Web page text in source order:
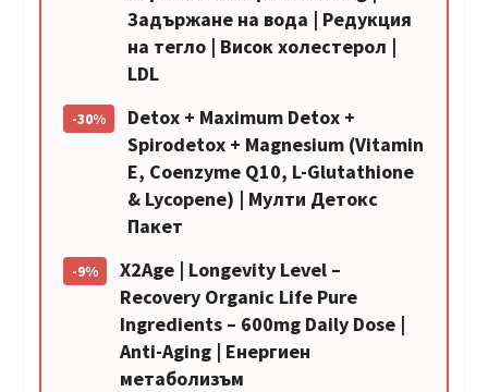
Задържане на вода | Редукция
на тегло | Висок холестерол |
LDL
-30%
Detox + Maximum Detox +
Spirodetox + Magnesium (Vitamin
E, Coenzyme Q10, L-Glutathione
& Lycopene) | Мулти Детокс
Пакет
-9%
X2Age | Longevity Level –
Recovery Organic Life Pure
Ingredients – 600mg Daily Dose |
Anti-Aging | Енергиен
метаболизъм